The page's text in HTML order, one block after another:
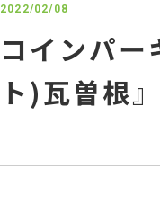
2022/02/08
コインパ
ト)瓦曽根